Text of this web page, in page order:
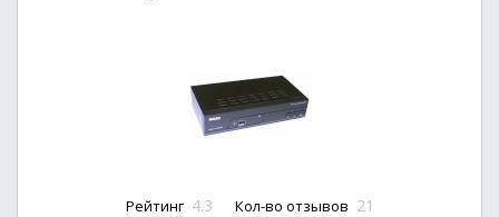
Рейтинг 4.3 Кол-во отзывов 21